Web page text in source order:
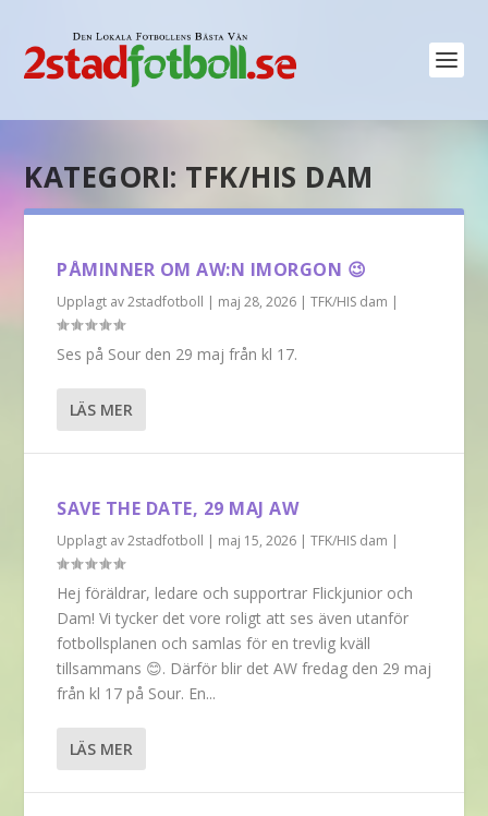
KATEGORI: TFK/HIS DAM
PÅMINNER OM AW:N IMORGON 😉
Upplagt av2stadfotboll | maj 28, 2026 |TFK/HIS dam |
Ses på Sour den 29 maj från kl 17.
LÄS MER
SAVE THE DATE, 29 MAJ AW
Upplagt av2stadfotboll | maj 15, 2026 |TFK/HIS dam |
Hej föräldrar, ledare och supportrar Flickjunior och
Dam! Vi tycker det vore roligt att ses även utanför
fotbollsplanen och samlas för en trevlig kväll
tillsammans 😊. Därför blir det AW fredag den 29 maj
från kl 17 på Sour. En...
LÄS MER